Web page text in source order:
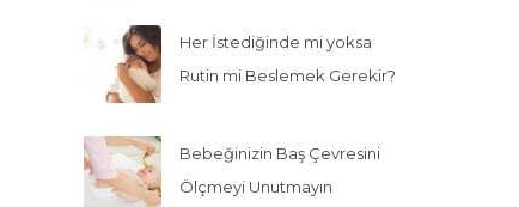
Her İstediğinde mi yoksa
Rutin mi Beslemek Gerekir?
Bebeğinizin Baş Çevresini
Ölçmeyi Unutmayın